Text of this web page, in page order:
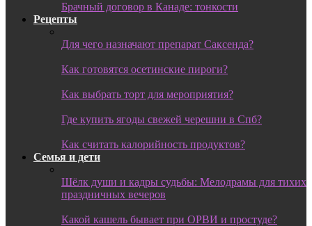
Брачный договор в Канаде: тонкости
Рецепты
Для чего назначают препарат Саксенда?
Как готовятся осетинские пироги?
Как выбрать торт для мероприятия?
Где купить ягоды свежей черешни в Спб?
Как считать калорийность продуктов?
Семья и дети
Шёлк души и кадры судьбы: Мелодрамы для тихих
праздничных вечеров
Какой кашель бывает при ОРВИ и простуде?